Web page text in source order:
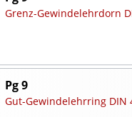
Grenz-Gewindelehrdorn
Pg 9
Gut-Gewindelehrring DIN